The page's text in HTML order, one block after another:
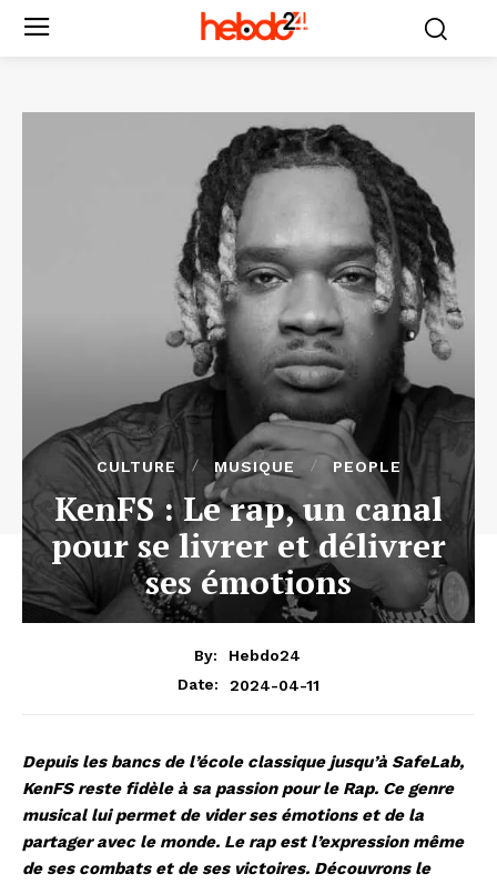
CULTURE MUSIQUE PEOPLE
KenFS : Le rap, un canal
pour se livrer et délivrer
ses émotions
By:
Hebdo24
Date:
2024-04-11
Depuis les bancs de l’école classique jusqu’à SafeLab,
KenFS reste fidèle à sa passion pour le Rap. Ce genre
musical lui permet de vider ses émotions et de la
partager avec le monde. Le rap est l’expression même
de ses combats et de ses victoires. Découvrons le